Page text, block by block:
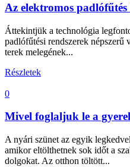
Az elektromos
Áttekintjük a technológia
padlófűtési rendszerek népszerű
terek melegének...
Részletek
0
Mivel foglaljuk le a
A nyári szünet az egyik
amikor eltölthetnek sok időt a
dolgokat. Az otthon töltött...